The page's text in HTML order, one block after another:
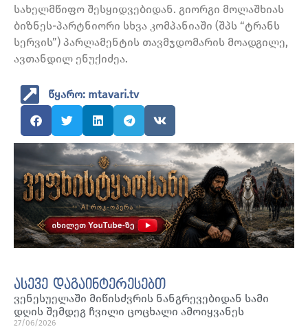
სახელმწიფო შესყიდვებიდან. გიორგი მოლაშხიას
ბიზნეს-პარტნიორი სხვა კომპანიაში (შპს “ტრანს
სერვის”) პარლამენტის თავმჯდომარის მოადგილე,
ავთანდილ ენუქიძეა.
წყარო: mtavari.tv
ასევე დაგაინტერესებთ
ვენესუელაში მიწისძვრის ნანგრევებიდან სამი
დღის შემდეგ ჩვილი ცოცხალი ამოიყვანეს
27/06/2026